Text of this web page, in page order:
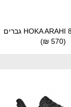
(570 ₪)